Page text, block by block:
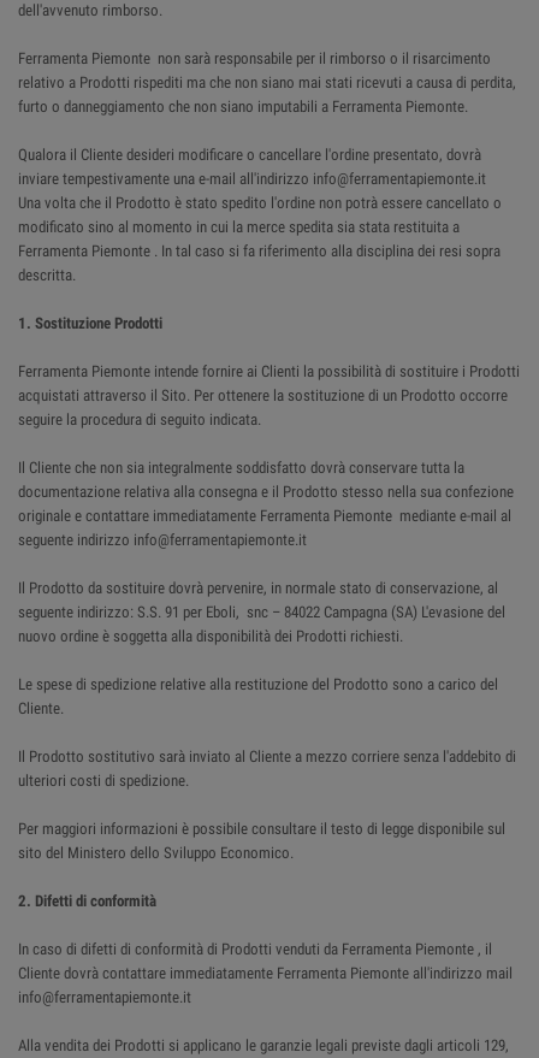
dell'avvenuto rimborso.
Ferramenta Piemonte non sarà responsabile per il rimborso o il risarcimento
relativo a Prodotti rispediti ma che non siano mai stati ricevuti a causa di perdita,
furto o danneggiamento che non siano imputabili a Ferramenta Piemonte.
Qualora il Cliente desideri modificare o cancellare l'ordine presentato, dovrà
inviare tempestivamente una e-mail all'indirizzo info@ferramentapiemonte.it
Una volta che il Prodotto è stato spedito l'ordine non potrà essere cancellato o
modificato sino al momento in cui la merce spedita sia stata restituita a
Ferramenta Piemonte . In tal caso si fa riferimento alla disciplina dei resi sopra
descritta.
1. Sostituzione Prodotti
Ferramenta Piemonte intende fornire ai Clienti la possibilità di sostituire i Prodotti
acquistati attraverso il Sito. Per ottenere la sostituzione di un Prodotto occorre
seguire la procedura di seguito indicata.
Il Cliente che non sia integralmente soddisfatto dovrà conservare tutta la
documentazione relativa alla consegna e il Prodotto stesso nella sua confezione
originale e contattare immediatamente Ferramenta Piemonte mediante e-mail al
seguente indirizzo info@ferramentapiemonte.it
Il Prodotto da sostituire dovrà pervenire, in normale stato di conservazione, al
seguente indirizzo: S.S. 91 per Eboli, snc – 84022 Campagna (SA) L'evasione del
nuovo ordine è soggetta alla disponibilità dei Prodotti richiesti.
Le spese di spedizione relative alla restituzione del Prodotto sono a carico del
Cliente.
Il Prodotto sostitutivo sarà inviato al Cliente a mezzo corriere senza l'addebito di
ulteriori costi di spedizione.
Per maggiori informazioni è possibile consultare il testo di legge disponibile sul
sito del Ministero dello Sviluppo Economico.
2. Difetti di conformità
In caso di difetti di conformità di Prodotti venduti da Ferramenta Piemonte , il
Cliente dovrà contattare immediatamente Ferramenta Piemonte all'indirizzo mail
info@ferramentapiemonte.it
Alla vendita dei Prodotti si applicano le garanzie legali previste dagli articoli 129,